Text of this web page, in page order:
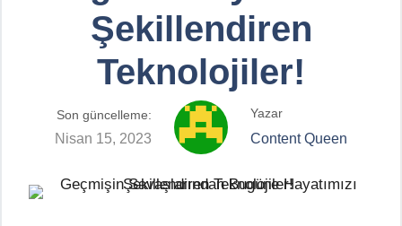
Şekillendiren
Teknolojiler!
Son güncelleme:
Nisan 15, 2023
Yazar
Content Queen